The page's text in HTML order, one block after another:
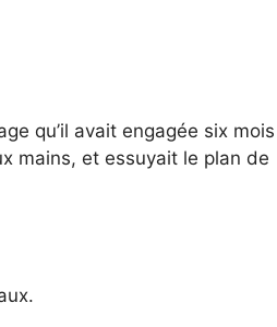
qu’il avait engagée six mois
mains, et essuyait le plan de